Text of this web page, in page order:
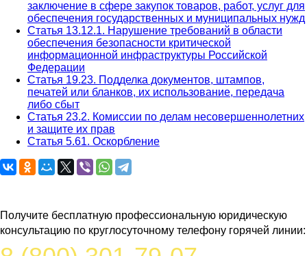
заключение в сфере закупок товаров, работ, услуг для
обеспечения государственных и муниципальных нужд
Статья 13.12.1. Нарушение требований в области
обеспечения безопасности критической
информационной инфраструктуры Российской
Федерации
Статья 19.23. Подделка документов, штампов,
печатей или бланков, их использование, передача
либо сбыт
Статья 23.2. Комиссии по делам несовершеннолетних
и защите их прав
Статья 5.61. Оскорбление
Получите бесплатную профессиональную юридическую
консультацию по круглосуточному телефону горячей линии: